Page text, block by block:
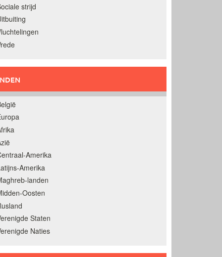
strijd
Amerika
Amerika
landen
Oosten
Staten
Naties